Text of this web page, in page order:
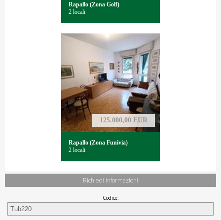
Rapallo (Zona Golf)
2 locali
125.000,00 EUR
Rapallo (Zona Funivia)
2 locali
Richiedi informazioni
Codice: